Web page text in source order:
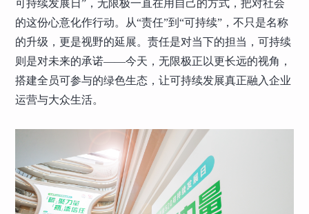
可持续发展日”，无限极一直在用自己的方式，把对社会
的这份心意化作行动。从“责任”到“可持续”，不只是名称
的升级，更是视野的延展。责任是对当下的担当，可持续
则是对未来的承诺——今天，无限极正以更长远的视角，
搭建全员可参与的绿色生态，让可持续发展真正融入企业
运营与大众生活。